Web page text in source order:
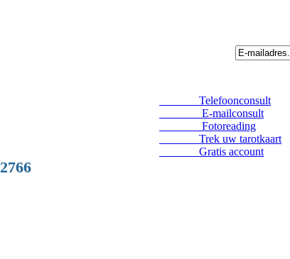
2766
Telefoonconsult
E-mailconsult
Fotoreading
Trek uw tarotkaart
Gratis account